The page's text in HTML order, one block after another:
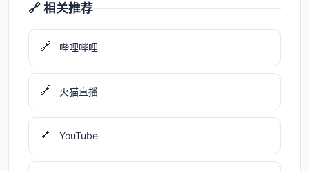
🔗 相关推荐
🔗 哔哩哔哩
🔗 火猫直播
🔗 YouTube